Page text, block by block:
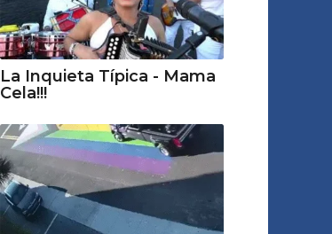
La Inquieta Típica - Mama
Cela!!!